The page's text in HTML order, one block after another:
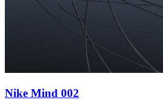
Nike Mind 002